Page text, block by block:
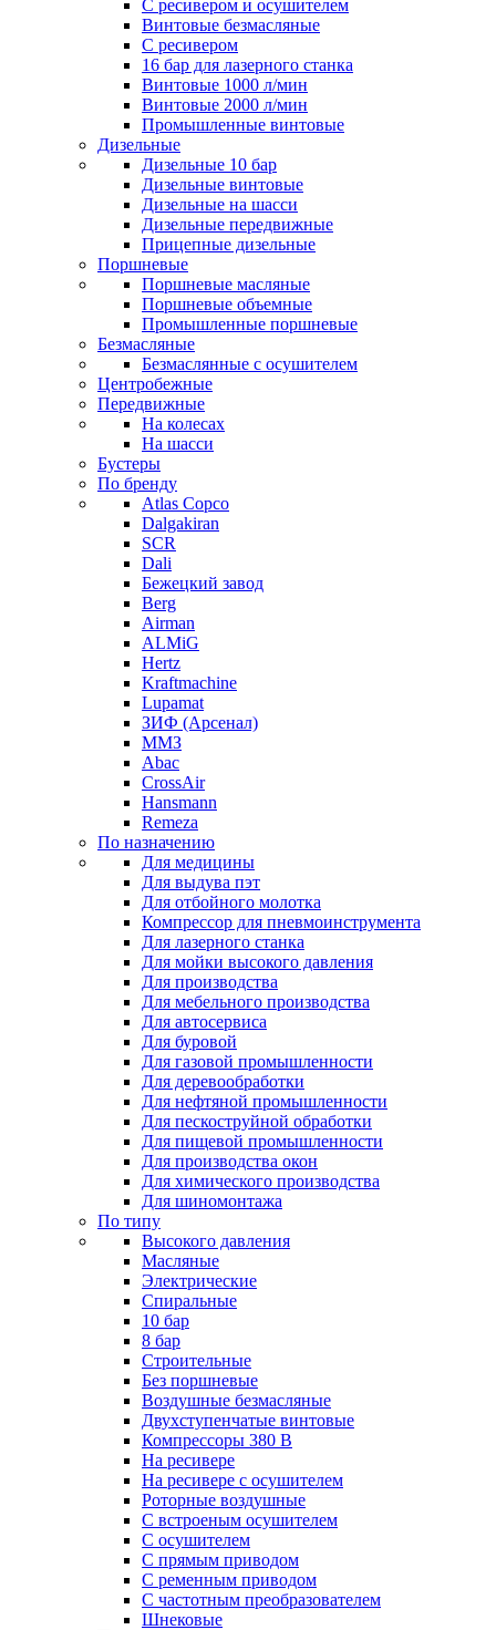
C ресивером и осушителем
Винтовые безмасляные
C ресивером
16 бар для лазерного станка
Винтовые 1000 л/мин
Винтовые 2000 л/мин
Промышленные винтовые
Дизельные
Дизельные 10 бар
Дизельные винтовые
Дизельные на шасси
Дизельные передвижные
Прицепные дизельные
Поршневые
Поршневые масляные
Поршневые объемные
Промышленные поршневые
Безмасляные
Безмаслянные с осушителем
Центробежные
Передвижные
На колесах
На шасси
Бустеры
По бренду
Atlas Copco
Dalgakiran
SCR
Dali
Бежецкий завод
Berg
Airman
ALMiG
Hertz
Kraftmachine
Lupamat
ЗИФ (Арсенал)
ММЗ
Abac
CrossAir
Hansmann
Remeza
По назначению
Для медицины
Для выдува пэт
Для отбойного молотка
Компрессор для пневмоинструмента
Для лазерного станка
Для мойки высокого давления
Для производства
Для мебельного производства
Для автосервиса
Для буровой
Для газовой промышленности
Для деревообработки
Для нефтяной промышленности
Для пескоструйной обработки
Для пищевой промышленности
Для производства окон
Для химического производства
Для шиномонтажа
По типу
Высокого давления
Масляные
Электрические
Спиральные
10 бар
8 бар
Cтроительные
Без поршневые
Воздушные безмасляные
Двухступенчатые винтовые
Компрессоры 380 В
На ресивере
На ресивере с осушителем
Роторные воздушные
С встроеным осушителем
С осушителем
С прямым приводом
С ременным приводом
С частотным преобразователем
Шнековые